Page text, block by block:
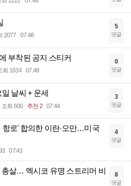
2077 07:48
5
댓글
부착된 공지 스티커
회 1634 07:48
0
댓글
날씨 + 운세
조회 600 추천 2 07:44
3
댓글
항로' 합의한 이란·오만…미국
07:43
4
댓글
살… 멕시코 유명 스트리머 비
8
댓글